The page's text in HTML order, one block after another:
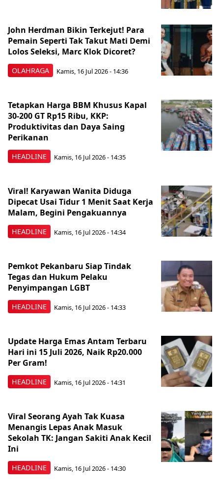
OLAHRAGA
John Herdman Bikin Terkejut! Para
Pemain Seperti Tak Takut Mati Demi
Lolos Seleksi, Marc Klok Dicoret?
Kamis, 16 Jul 2026 - 14:36
HEADLINE
Tetapkan Harga BBM Khusus Kapal
30-200 GT Rp15 Ribu, KKP:
Produktivitas dan Daya Saing
Perikanan
Kamis, 16 Jul 2026 - 14:35
HEADLINE
Viral! Karyawan Wanita Diduga
Dipecat Usai Tidur 1 Menit Saat Kerja
Malam, Begini Pengakuannya
Kamis, 16 Jul 2026 - 14:34
HEADLINE
Pemkot Pekanbaru Siap Tindak
Tegas dan Hukum Pelaku
Penyimpangan LGBT
Kamis, 16 Jul 2026 - 14:33
HEADLINE
Update Harga Emas Antam Terbaru
Hari ini 15 Juli 2026, Naik Rp20.000
Per Gram!
Kamis, 16 Jul 2026 - 14:31
HEADLINE
Viral Seorang Ayah Tak Kuasa
Menangis Lepas Anak Masuk
Sekolah TK: Jangan Sakiti Anak Kecil
Ini
Kamis, 16 Jul 2026 - 14:30